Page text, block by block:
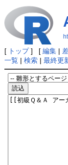
[ トップ] [ 編集|
一覧| 検索| 最終更